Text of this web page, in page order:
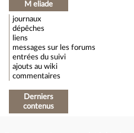
M eliade
journaux
dépêches
liens
messages sur les forums
entrées du suivi
ajouts au wiki
commentaires
Derniers
contenus